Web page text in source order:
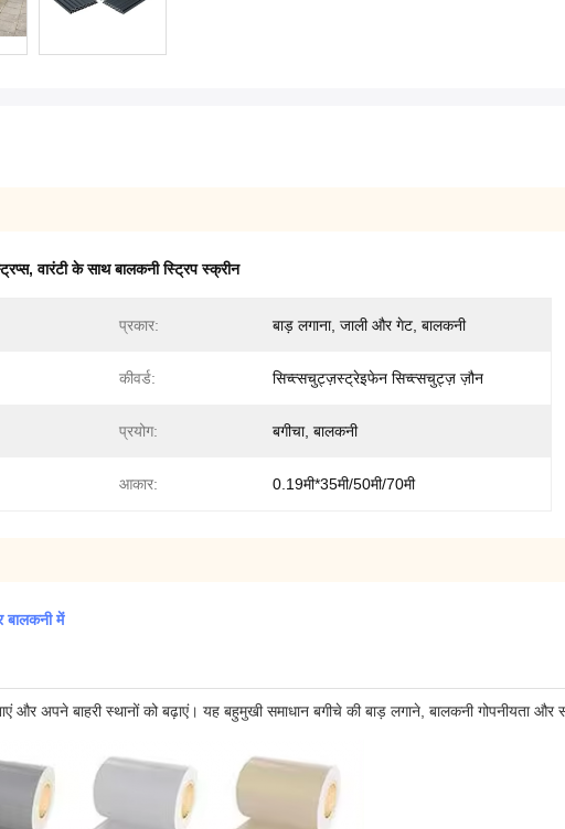
,वारंटी के साथ बालकनी स्ट्रिप स्क्रीन
प्रकार: बाड़ लगाना, जाली और गेट, बालकनी
कीवर्ड: सिच्त्सचुट्ज़स्ट्रेइफेन सिच्त्सचुट्ज़ ज़ौन
प्रयोग: बगीचा, बालकनी
आकार: 0.19मी*35मी/50मी/70मी
बालकनी में
और अपने बाहरी स्थानों को बढ़ाएं। यह बहुमुखी समाधान बगीचे की बाड़ लगाने, बालकनी गोपनीयता